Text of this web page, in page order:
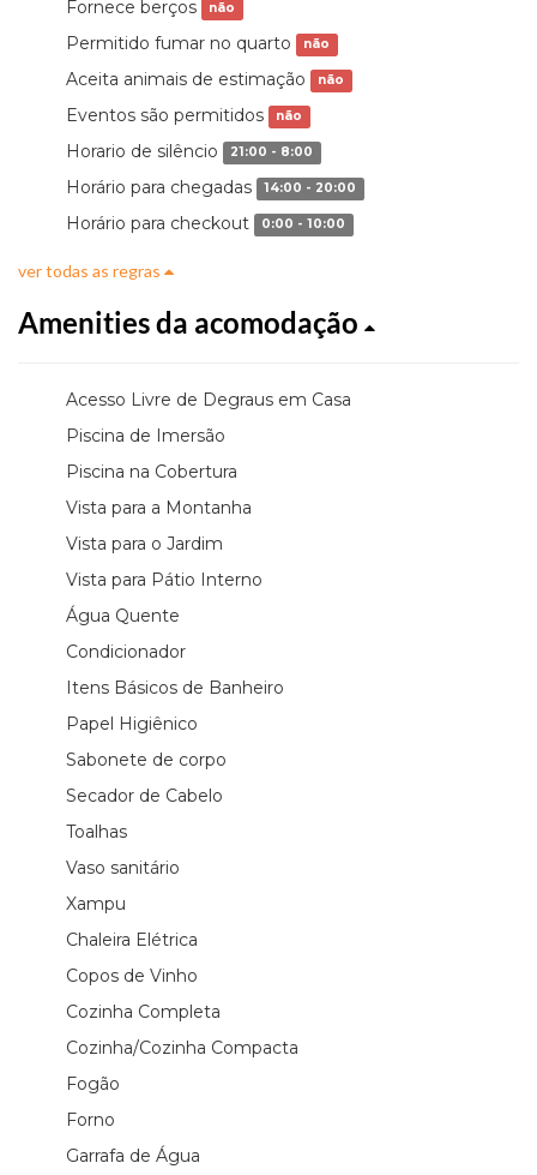
Fornece berços não
Permitido fumar no quarto não
Aceita animais de estimação não
Eventos são permitidos não
Horario de silêncio 21:00 - 8:00
Horário para chegadas 14:00 - 20:00
Horário para checkout 0:00 - 10:00
ver todas as regras
Amenities da acomodação
Acesso Livre de Degraus em Casa
Piscina de Imersão
Piscina na Cobertura
Vista para a Montanha
Vista para o Jardim
Vista para Pátio Interno
Água Quente
Condicionador
Itens Básicos de Banheiro
Papel Higiênico
Sabonete de corpo
Secador de Cabelo
Toalhas
Vaso sanitário
Xampu
Chaleira Elétrica
Copos de Vinho
Cozinha Completa
Cozinha/Cozinha Compacta
Fogão
Forno
Garrafa de Água